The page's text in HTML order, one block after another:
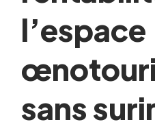
l’espace
sans